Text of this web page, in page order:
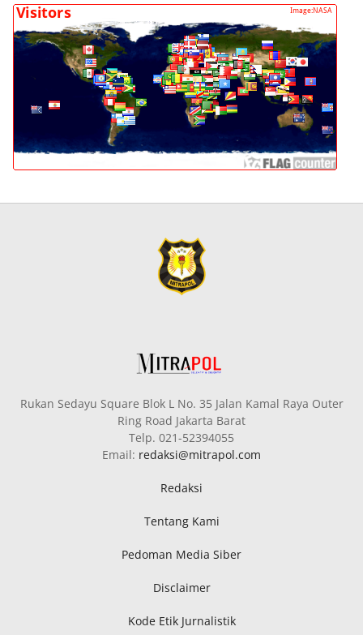
Rukan Sedayu Square Blok L No. 35 Jalan Kamal Raya Outer
Ring Road Jakarta Barat
Telp. 021-52394055
Email: redaksi@mitrapol.com
Redaksi
Tentang Kami
Pedoman Media Siber
Disclaimer
Kode Etik Jurnalistik